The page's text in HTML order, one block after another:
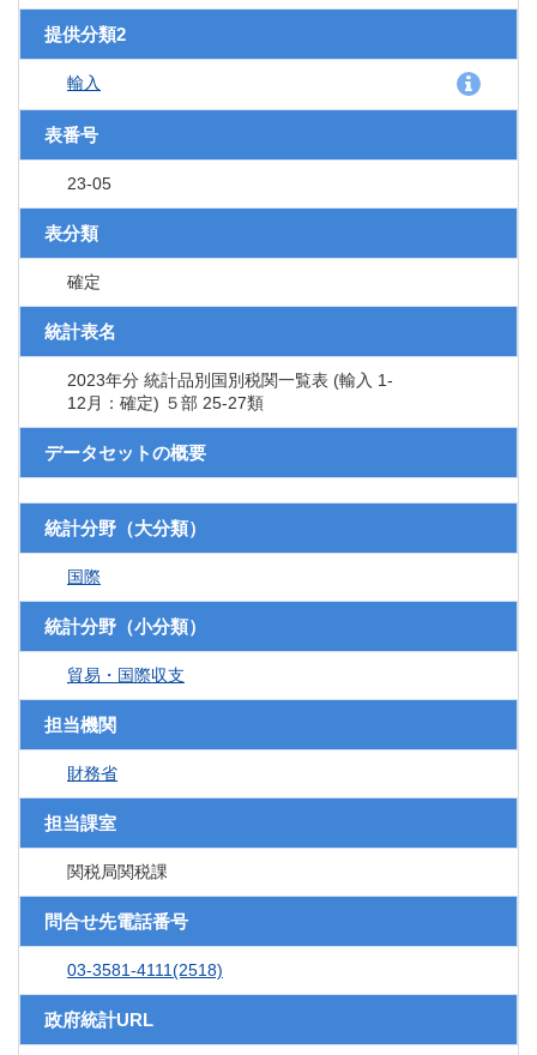
提供分類2
輸入
表番号
23-05
表分類
確定
統計表名
2023年分 統計品別国別税関一覧表 (輸入 1-
12月：確定) ５部 25-27類
データセットの概要
統計分野（大分類）
国際
統計分野（小分類）
貿易・国際収支
担当機関
財務省
担当課室
関税局関税課
問合せ先電話番号
03-3581-4111(2518)
政府統計URL